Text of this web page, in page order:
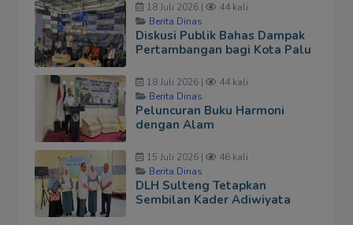
18 Juli 2026 |
44 kali
Berita Dinas
Diskusi Publik Bahas Dampak
Pertambangan bagi Kota Palu
18 Juli 2026 |
44 kali
Berita Dinas
Peluncuran Buku Harmoni
dengan Alam
15 Juli 2026 |
46 kali
Berita Dinas
DLH Sulteng Tetapkan
Sembilan Kader Adiwiyata